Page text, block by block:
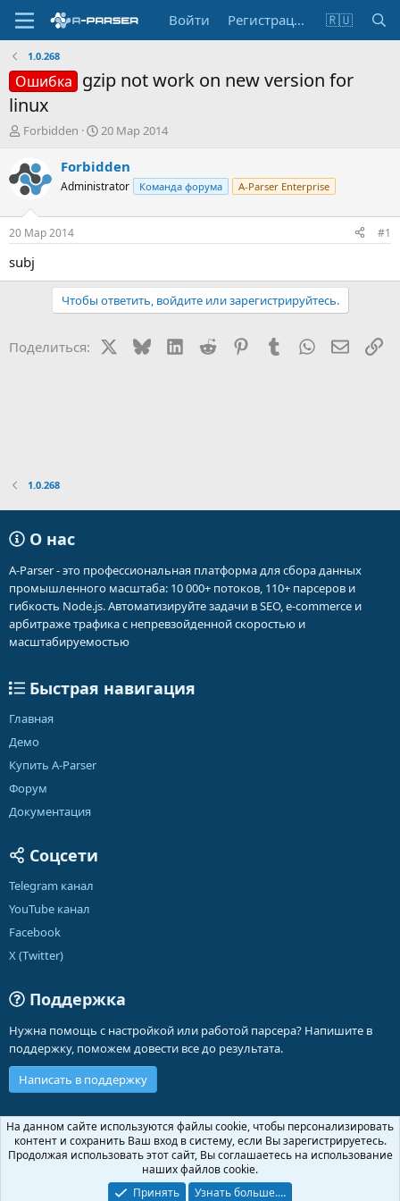
Войти Регистрация 🇷🇺
1.0.268
Ошибка gzip not work on new version for
linux
А
т
о
р
т
е
м
ы
Forbidden
Д
т
н
а
20 Мар 2014
Forbidden
Administrator Команда форума A-Parser Enterprise
20 Мар 2014 #1
subj
Чтобы ответить, войдите или зарегистрируйтесь.
Поделиться: BlueskyLinkedIn
Reddit PinterestTumblr WhatsApp
1.0.268
О нас
A-Parser - это профессиональная платформа для сбора данных
промышленного масштаба: 10 000+ потоков, 110+ парсеров и
гибкость Node.js. Автоматизируйте задачи в SEO, e-commerce и
арбитраже трафика с непревзойденной скоростью и
масштабируемостью
Быстрая навигация
Главная
Демо
Купить A-Parser
Форум
Документация
Соцсети
Telegram канал
YouTube канал
Facebook
X (Twitter)
Поддержка
Нужна помощь с настройкой или работой парсера? Напишите в
поддержку, поможем довести все до результата.
Написать в поддержку
Russian (RU)
Обратная связь
Условия и правила
Политика конфиденциальности
Помощь
Community platform by XenForo ® © 2010-2026 XenForo Ltd.
На данном сайте используются файлы cookie, чтобы персонализировать
контент и сохранить Ваш вход в систему, если Вы зарегистрируетесь.
Продолжая использовать этот сайт, Вы соглашаетесь на использование
наших файлов cookie.
Принять
Узнать больше.…